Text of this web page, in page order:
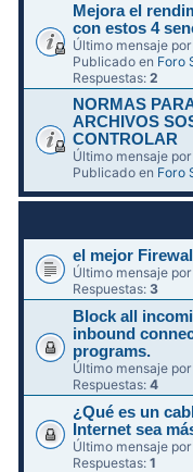
Mejora el
con estos 4
Último mensaje
Publicado en Foro
Respuestas:2
NORMAS
ARCHIVOS
CONTROLAR
Último mensaje
Publicado en Foro
el mejor Firewall
Último mensaje por
Respuestas:3
Block all
inbound
programs.
Último mensaje
Respuestas:4
¿Qué es un
Internet sea
Último mensaje
Respuestas:1